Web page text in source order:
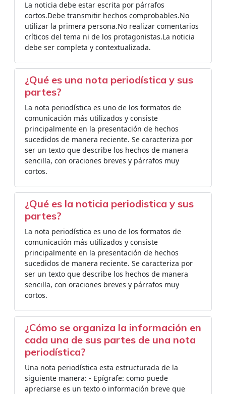
La noticia debe estar escrita por párrafos
cortos.Debe transmitir hechos comprobables.No
utilizar la primera persona.No realizar comentarios
críticos del tema ni de los protagonistas.La noticia
debe ser completa y contextualizada.
¿Qué es una nota periodística y sus
partes?
La nota periodística es uno de los formatos de
comunicación más utilizados y consiste
principalmente en la presentación de hechos
sucedidos de manera reciente. Se caracteriza por
ser un texto que describe los hechos de manera
sencilla, con oraciones breves y párrafos muy
cortos.
¿Qué es la noticia periodistica y sus
partes?
La nota periodística es uno de los formatos de
comunicación más utilizados y consiste
principalmente en la presentación de hechos
sucedidos de manera reciente. Se caracteriza por
ser un texto que describe los hechos de manera
sencilla, con oraciones breves y párrafos muy
cortos.
¿Cómo se organiza la información en
cada una de sus partes de una nota
periodística?
Una nota periodística esta estructurada de la
siguiente manera: - Epígrafe: como puede
apreciarse es un texto o información breve que